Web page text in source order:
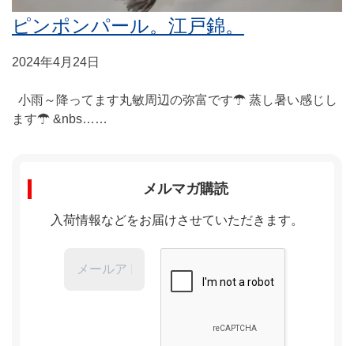
ピンポンパール。江戸錦。
2024年4月24日
小雨～降ってます丸敏周辺の弥富です☂ 蒸し暑い感じし
ます☂ &nbs……
メルマガ購読
入荷情報などをお届けさせていただきます。